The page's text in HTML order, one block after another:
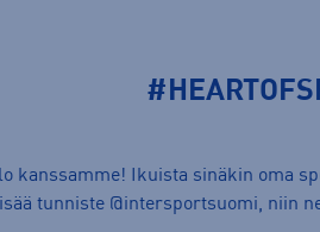
kanssamme! Ikuista sinäkin oma
tunniste @intersportsuomi, niin